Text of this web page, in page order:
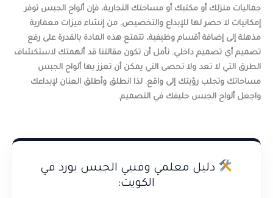
جماليات منزلك أو مكتبك أو مساحتك التجارية، فإن ألواح الجبس توفر
إمكانيات لا حصر لها للإبداع والتخصيص. من إنشاء ميزات معمارية
مذهلة إلى إضافة أقسام وظيفية، تتمتع هذه المادة بالقدرة على رفع
تصميم أي تصميم داخلي. نأمل أن تكون مقالتنا قد ألهمتك لاستكشاف
الطرق التي لا تعد ولا تحصى التي يمكن أن تعزز بها ألواح الجبس
مساحاتك وتجلب رؤيتك إلى واقع. لذا انطلق وأطلق العنان لإبداعك
واجعل ألواح الجبس حليفك في التصميم.
دليل معلمي وفنيي الجبس بورد في
الكويت: